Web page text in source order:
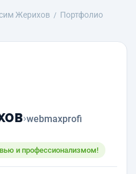
Жерихов
Портфолио
›webmaxprofi
и профессионализмом!